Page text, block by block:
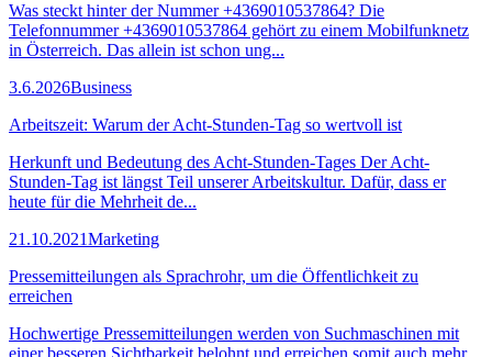
Was steckt hinter der Nummer +4369010537864? Die
Telefonnummer +4369010537864 gehört zu einem Mobilfunknetz
in Österreich. Das allein ist schon ung...
3.6.2026Business
Arbeitszeit: Warum der Acht-Stunden-Tag so wertvoll ist
Herkunft und Bedeutung des Acht-Stunden-Tages Der Acht-
Stunden-Tag ist längst Teil unserer Arbeitskultur. Dafür, dass er
heute für die Mehrheit de...
21.10.2021Marketing
Pressemitteilungen als Sprachrohr, um die Öffentlichkeit zu
erreichen
Hochwertige Pressemitteilungen werden von Suchmaschinen mit